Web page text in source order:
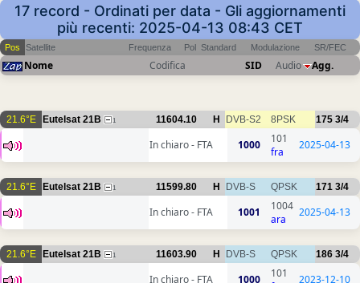
17 record - Ordinati per data - Gli aggiornamenti
più recenti: 2025-04-13 08:43 CET
Pos Satellite Frequenza Pol Standard Modulazione SR/FEC
Nome Codifica SID Audio Agg.
21.6°E Eutelsat 21B 1 11604.10 H DVB-S2 8PSK 175 3/4
In chiaro - FTA 1000
101
fra
2025-04-13
21.6°E Eutelsat 21B 1 11599.80 H DVB-S QPSK 171 3/4
In chiaro - FTA 1001
1004
ara
2025-04-13
21.6°E Eutelsat 21B 1 11603.90 H DVB-S QPSK 186 3/4
In chiaro - FTA 1000
101
2023-12-10